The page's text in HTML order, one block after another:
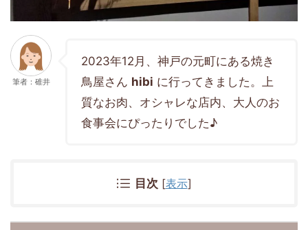
筆者：碓井
2023年12月、神戸の元町にある焼き
鳥屋さん hibi に行ってきました。上
質なお肉、オシャレな店内、大人のお
食事会にぴったりでした♪
目次 [表示]